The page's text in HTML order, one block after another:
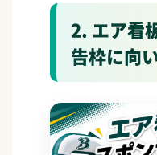
2. エア看
告枠に向